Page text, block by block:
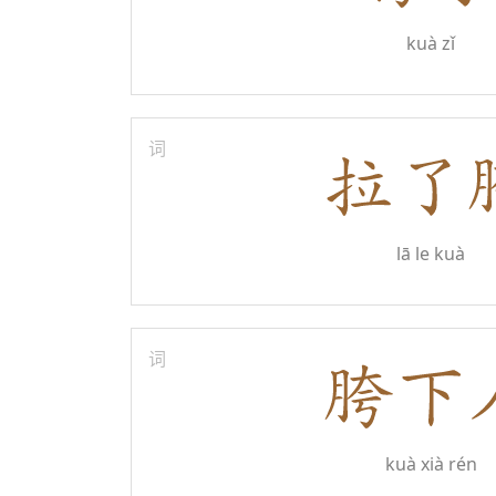
kuà zǐ
词
lā le kuà
词
kuà xià rén